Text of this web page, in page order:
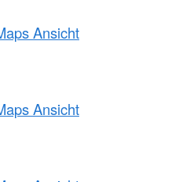
Ansicht
Ansicht